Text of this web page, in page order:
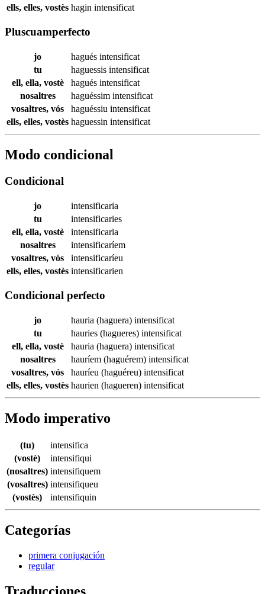
ells, elles, vostès hagin intensificat
Pluscuamperfecto
jo hagués intensificat
tu
haguessis intensificat
ell, ella, vostè
hagués intensificat
nosaltres
haguéssim intensificat
vosaltres, vós
haguéssiu intensificat
ells, elles, vostès haguessin intensificat
Modo condicional
Condicional
jo
intensificaria
tu
intensificaries
ell, ella, vostè
intensificaria
nosaltres
intensificaríem
vosaltres, vós
intensificaríeu
ells, elles, vostès intensificarien
Condicional perfecto
jo hauria (haguera) intensificat
tu
hauries (hagueres) intensificat
ell, ella, vostè
hauria (haguera) intensificat
nosaltres
hauríem (haguérem) intensificat
vosaltres, vós
hauríeu (haguéreu) intensificat
ells, elles, vostès haurien (hagueren) intensificat
Modo imperativo
(tu)
intensifica
(vostè)
intensifiqui
(nosaltres) intensifiquem
(vosaltres) intensifiqueu
(vostès)
intensifiquin
Categorías
primera conjugación
regular
Traducciones